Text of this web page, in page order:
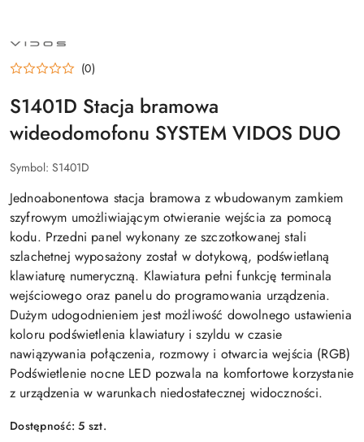
NAZWA
PRODUCENTA:
VIDOS
(0)
S1401D Stacja bramowa
wideodomofonu SYSTEM VIDOS DUO
Symbol: S1401D
Jednoabonentowa stacja bramowa z wbudowanym zamkiem
szyfrowym umożliwiającym otwieranie wejścia za pomocą
kodu. Przedni panel wykonany ze szczotkowanej stali
szlachetnej wyposażony został w dotykową, podświetlaną
klawiaturę numeryczną. Klawiatura pełni funkcję terminala
wejściowego oraz panelu do programowania urządzenia.
Dużym udogodnieniem jest możliwość dowolnego ustawienia
koloru podświetlenia klawiatury i szyldu w czasie
nawiązywania połączenia, rozmowy i otwarcia wejścia (RGB)
Podświetlenie nocne LED pozwala na komfortowe korzystanie
z urządzenia w warunkach niedostatecznej widoczności.
Dostępność:5 szt.